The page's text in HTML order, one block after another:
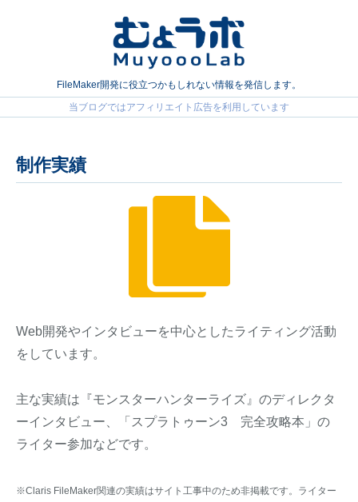
FileMaker開発に役立つかもしれない情報を発信します。
制作実績
Web開発やインタビューを中心としたライティング活動
をしています。
主な実績は『モンスターハンターライズ』のディレクタ
ーインタビュー、「スプラトゥーン3 完全攻略本」の
ライター参加などです。
※Claris FileMaker関連の実績はサイト工事中のため非掲載です。ライター